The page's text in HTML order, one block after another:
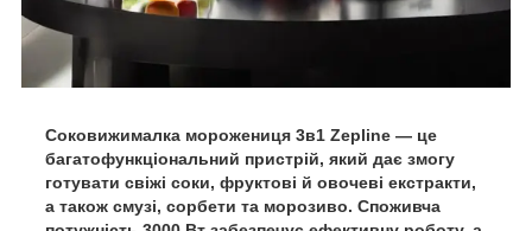
Соковижималка морожениця 3в1 Zepline — це
багатофункціональний пристрій, який дає змогу
готувати свіжі соки, фруктові й овочеві екстракти,
а також смузі, сорбети та морозиво. Споживча